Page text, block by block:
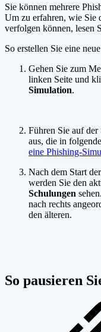
Sie können mehrere
Um zu erfahren, wie Sie
verfolgen können, lesen
So erstellen Sie eine
Gehen Sie zum
linken Seite und
Simulation.
Führen Sie auf der
aus, die in
eine Phishing-
Nach dem Start
werden Sie den
Schulungen
nach rechts
den älteren.
So pausieren